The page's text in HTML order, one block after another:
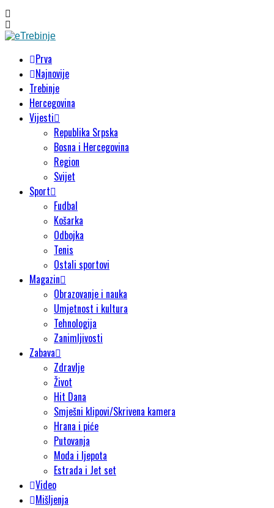
Prva
Najnovije
Trebinje
Hercegovina
Vijesti
Republika Srpska
Bosna i Hercegovina
Region
Svijet
Sport
Fudbal
Košarka
Odbojka
Tenis
Ostali sportovi
Magazin
Obrazovanje i nauka
Umjetnost i kultura
Tehnologija
Zanimljivosti
Zabava
Zdravlje
Život
Hit Dana
Smješni klipovi/Skrivena kamera
Hrana i piće
Putovanja
Moda i ljepota
Estrada i Jet set
Video
Mišljenja